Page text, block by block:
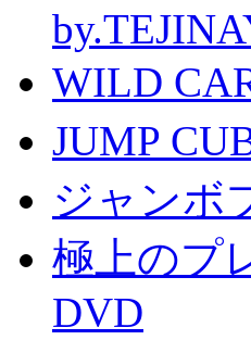
WILD
JUMP
ジャンボ
極上のプ
DVD